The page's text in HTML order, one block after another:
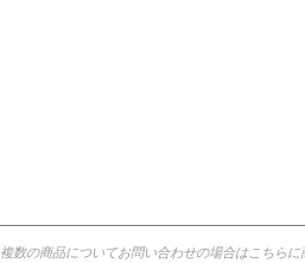
複数の商品についてお問い合わせの場合はこちら